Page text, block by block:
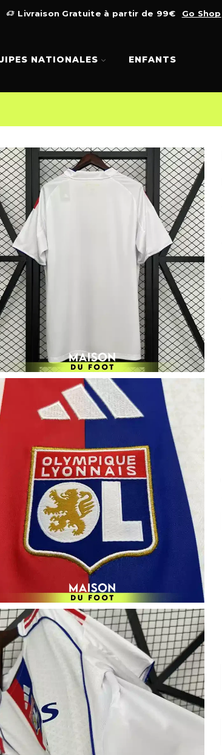
Livraison Gratuite à partir de 99€ Go Shop
NATIONALES ENFANTS